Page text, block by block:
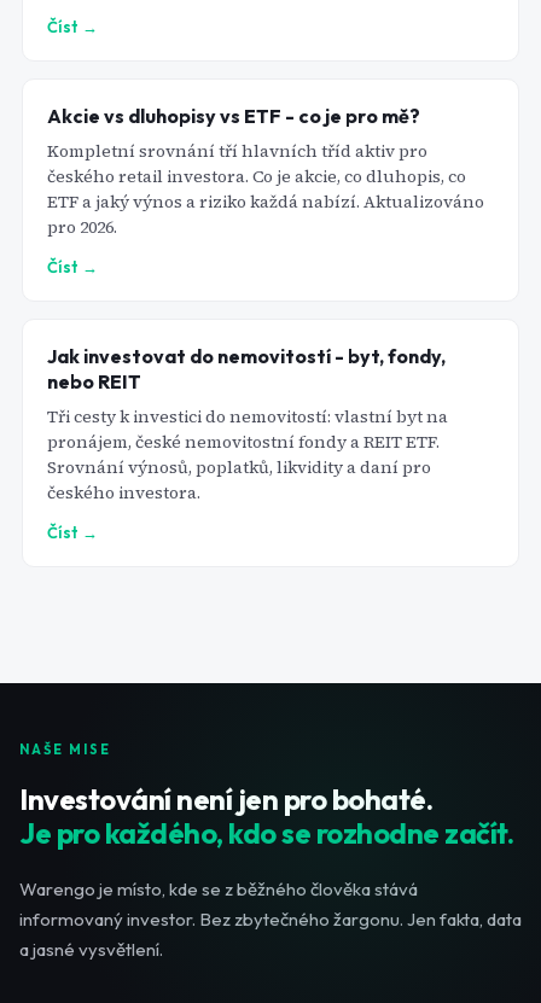
Číst →
Akcie vs dluhopisy vs ETF - co je pro mě?
Kompletní srovnání tří hlavních tříd aktiv pro
českého retail investora. Co je akcie, co dluhopis, co
ETF a jaký výnos a riziko každá nabízí. Aktualizováno
pro 2026.
Číst →
Jak investovat do nemovitostí - byt, fondy,
nebo REIT
Tři cesty k investici do nemovitostí: vlastní byt na
pronájem, české nemovitostní fondy a REIT ETF.
Srovnání výnosů, poplatků, likvidity a daní pro
českého investora.
Číst →
NAŠE MISE
Investování není jen pro bohaté.
Je pro každého, kdo se rozhodne začít.
Warengo je místo, kde se z běžného člověka stává
informovaný investor. Bez zbytečného žargonu. Jen fakta, data
a jasné vysvětlení.